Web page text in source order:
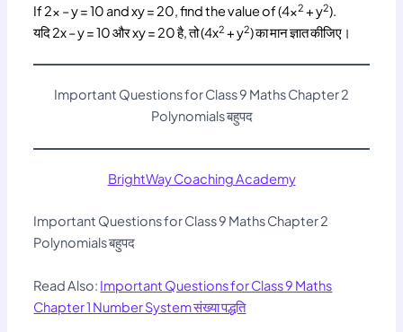
If 2x – y = 10 and xy = 20, find the value of (4x2 + y2).
यदि 2x – y = 10 और xy = 20 है, तो (4x2 + y2) का मान ज्ञात कीजिए।
Important Questions for Class 9 Maths Chapter 2
Polynomials बहुपद
BrightWay Coaching Academy
Important Questions for Class 9 Maths Chapter 2
Polynomials बहुपद
Read Also: Important Questions for Class 9 Maths
Chapter 1 Number System संख्या पद्धति